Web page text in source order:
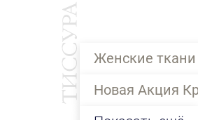
Женские ткани
Новая Акция